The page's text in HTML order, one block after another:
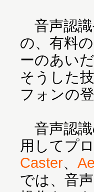
音声認識
の、有料
ーのあい
そうした
フォンの
音声認識
用してプ
Caster、
では、音